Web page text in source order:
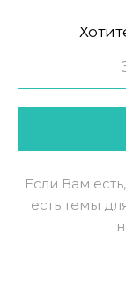
Если Вам
есть темы